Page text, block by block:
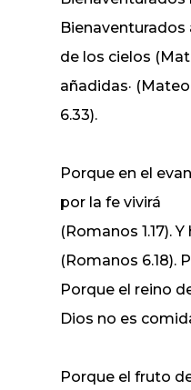
Bienaventurados
de los cielos
añadidas· (Mateo
6.33).
Porque en el
por la fe vivirá
(Romanos 1.17).
(Romanos 6.18).
Porque el reino
Dios no es
Porque el fruto